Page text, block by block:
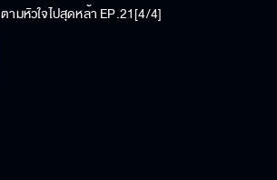
ตามหัวใจไปสุดหล้า EP.21[4/4]